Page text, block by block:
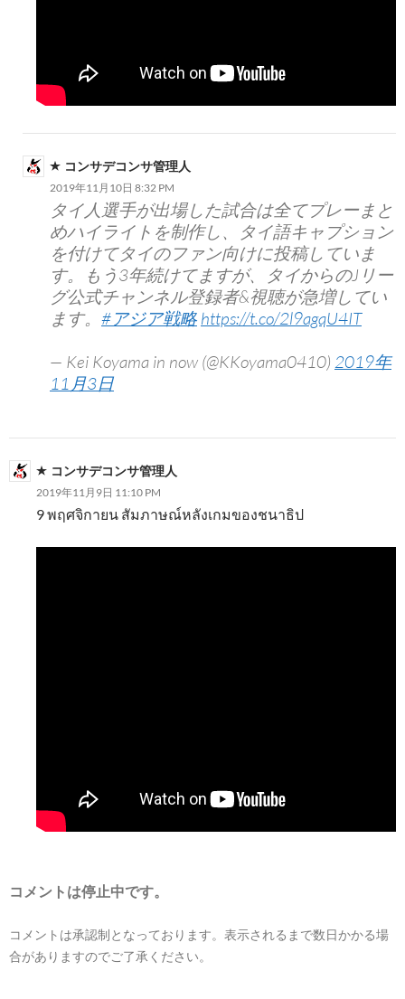
コンサデコンサ管理人
2019年11月10日 8:32 PM
タイ人選手が出場した試合は全てプレーまと
めハイライトを制作し、タイ語キャプション
を付けてタイのファン向けに投稿していま
す。もう3年続けてますが、タイからのJリー
グ公式チャンネル登録者&視聴が急増してい
ます。 #アジア戦略 https://t.co/2l9agqU4IT
— Kei Koyama in now (@KKoyama0410) 2019年
11月3日
コンサデコンサ管理人
2019年11月9日 11:10 PM
9 พฤศจิกายน สัมภาษณ์หลังเกมของชนาธิป
コメントは停止中です。
コメントは承認制となっております。表示されるまで数日かかる場
合がありますのでご了承ください。